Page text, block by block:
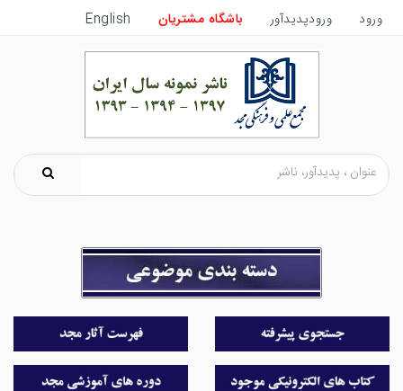
ورود ورودپدیدآور باشگاه مشتریان English